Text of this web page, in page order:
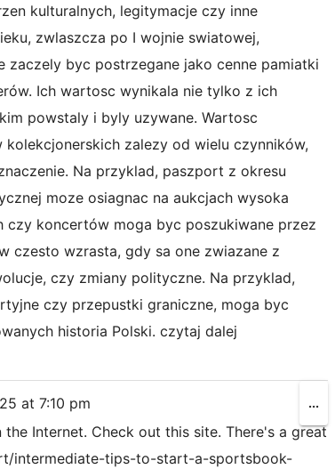
kulturalnych, legitymacje czy inne
zwlaszcza po I wojnie swiatowej,
byc postrzegane jako cenne pamiatki
Ich wartosc wynikala nie tylko z ich
powstaly i byly uzywane. Wartosc
zalezy od wielu czynników,
Na przyklad, paszport z okresu
moze osiagnac na aukcjach wysoka
koncertów moga byc poszukiwane przez
czesto wzrasta, gdy sa one zwiazane z
czy zmiany polityczne. Na przyklad,
czy przepustki graniczne, moga byc
historia Polski. czytaj dalej
at 7:10 pm
Internet. Check out this site. There's a great
intermediate-tips-to-start-a-sportsbook-
...
this